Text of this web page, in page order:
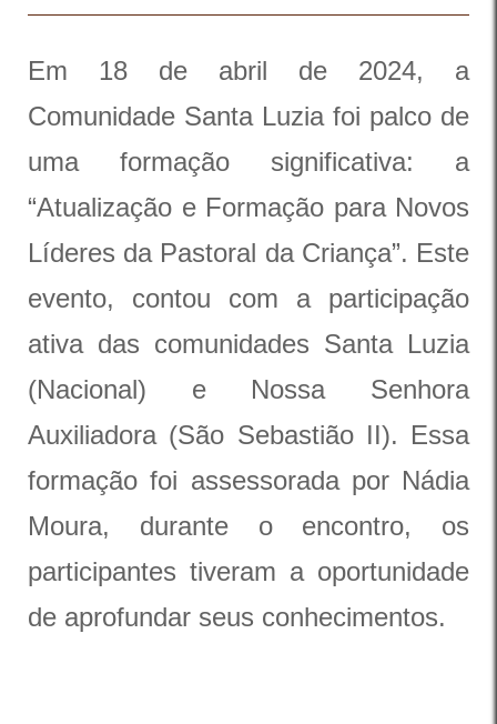
Em 18 de abril de 2024, a
Comunidade Santa Luzia foi palco de
uma formação significativa: a
“Atualização e Formação para Novos
Líderes da Pastoral da Criança”. Este
evento, contou com a participação
ativa das comunidades Santa Luzia
(Nacional) e Nossa Senhora
Auxiliadora (São Sebastião II). Essa
formação foi assessorada por Nádia
Moura, durante o encontro, os
participantes tiveram a oportunidade
de aprofundar seus conhecimentos.